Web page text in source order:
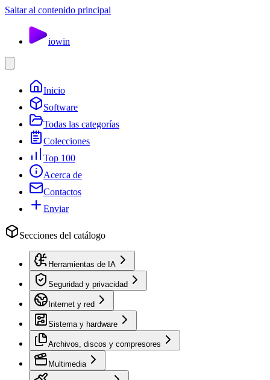
Saltar al contenido principal
iowin
Inicio
Software
Todas las categorías
Colecciones
Top 100
Acerca de
Contactos
Enviar
Secciones del catálogo
Herramientas de IA
Seguridad y privacidad
Internet y red
Sistema y hardware
Archivos, discos y compresores
Multimedia